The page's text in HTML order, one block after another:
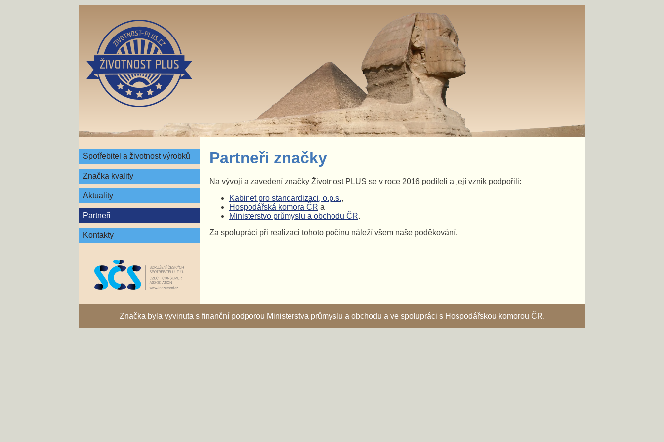
Spotřebitel a životnost výrobků
Značka kvality
Aktuality
Partneři
Kontakty
Partneři značky
Na vývoji a zavedení značky Životnost PLUS se v roce 2016 podíleli a její vznik podpořili:
Kabinet pro standardizaci, o.p.s.,
Hospodářská komora ČR a
Ministerstvo průmyslu a obchodu ČR.
Za spolupráci při realizaci tohoto počinu náleží všem naše poděkování.
Značka byla vyvinuta s finanční podporou Ministerstva průmyslu a obchodu a ve spolupráci s Hospodářskou komorou ČR.